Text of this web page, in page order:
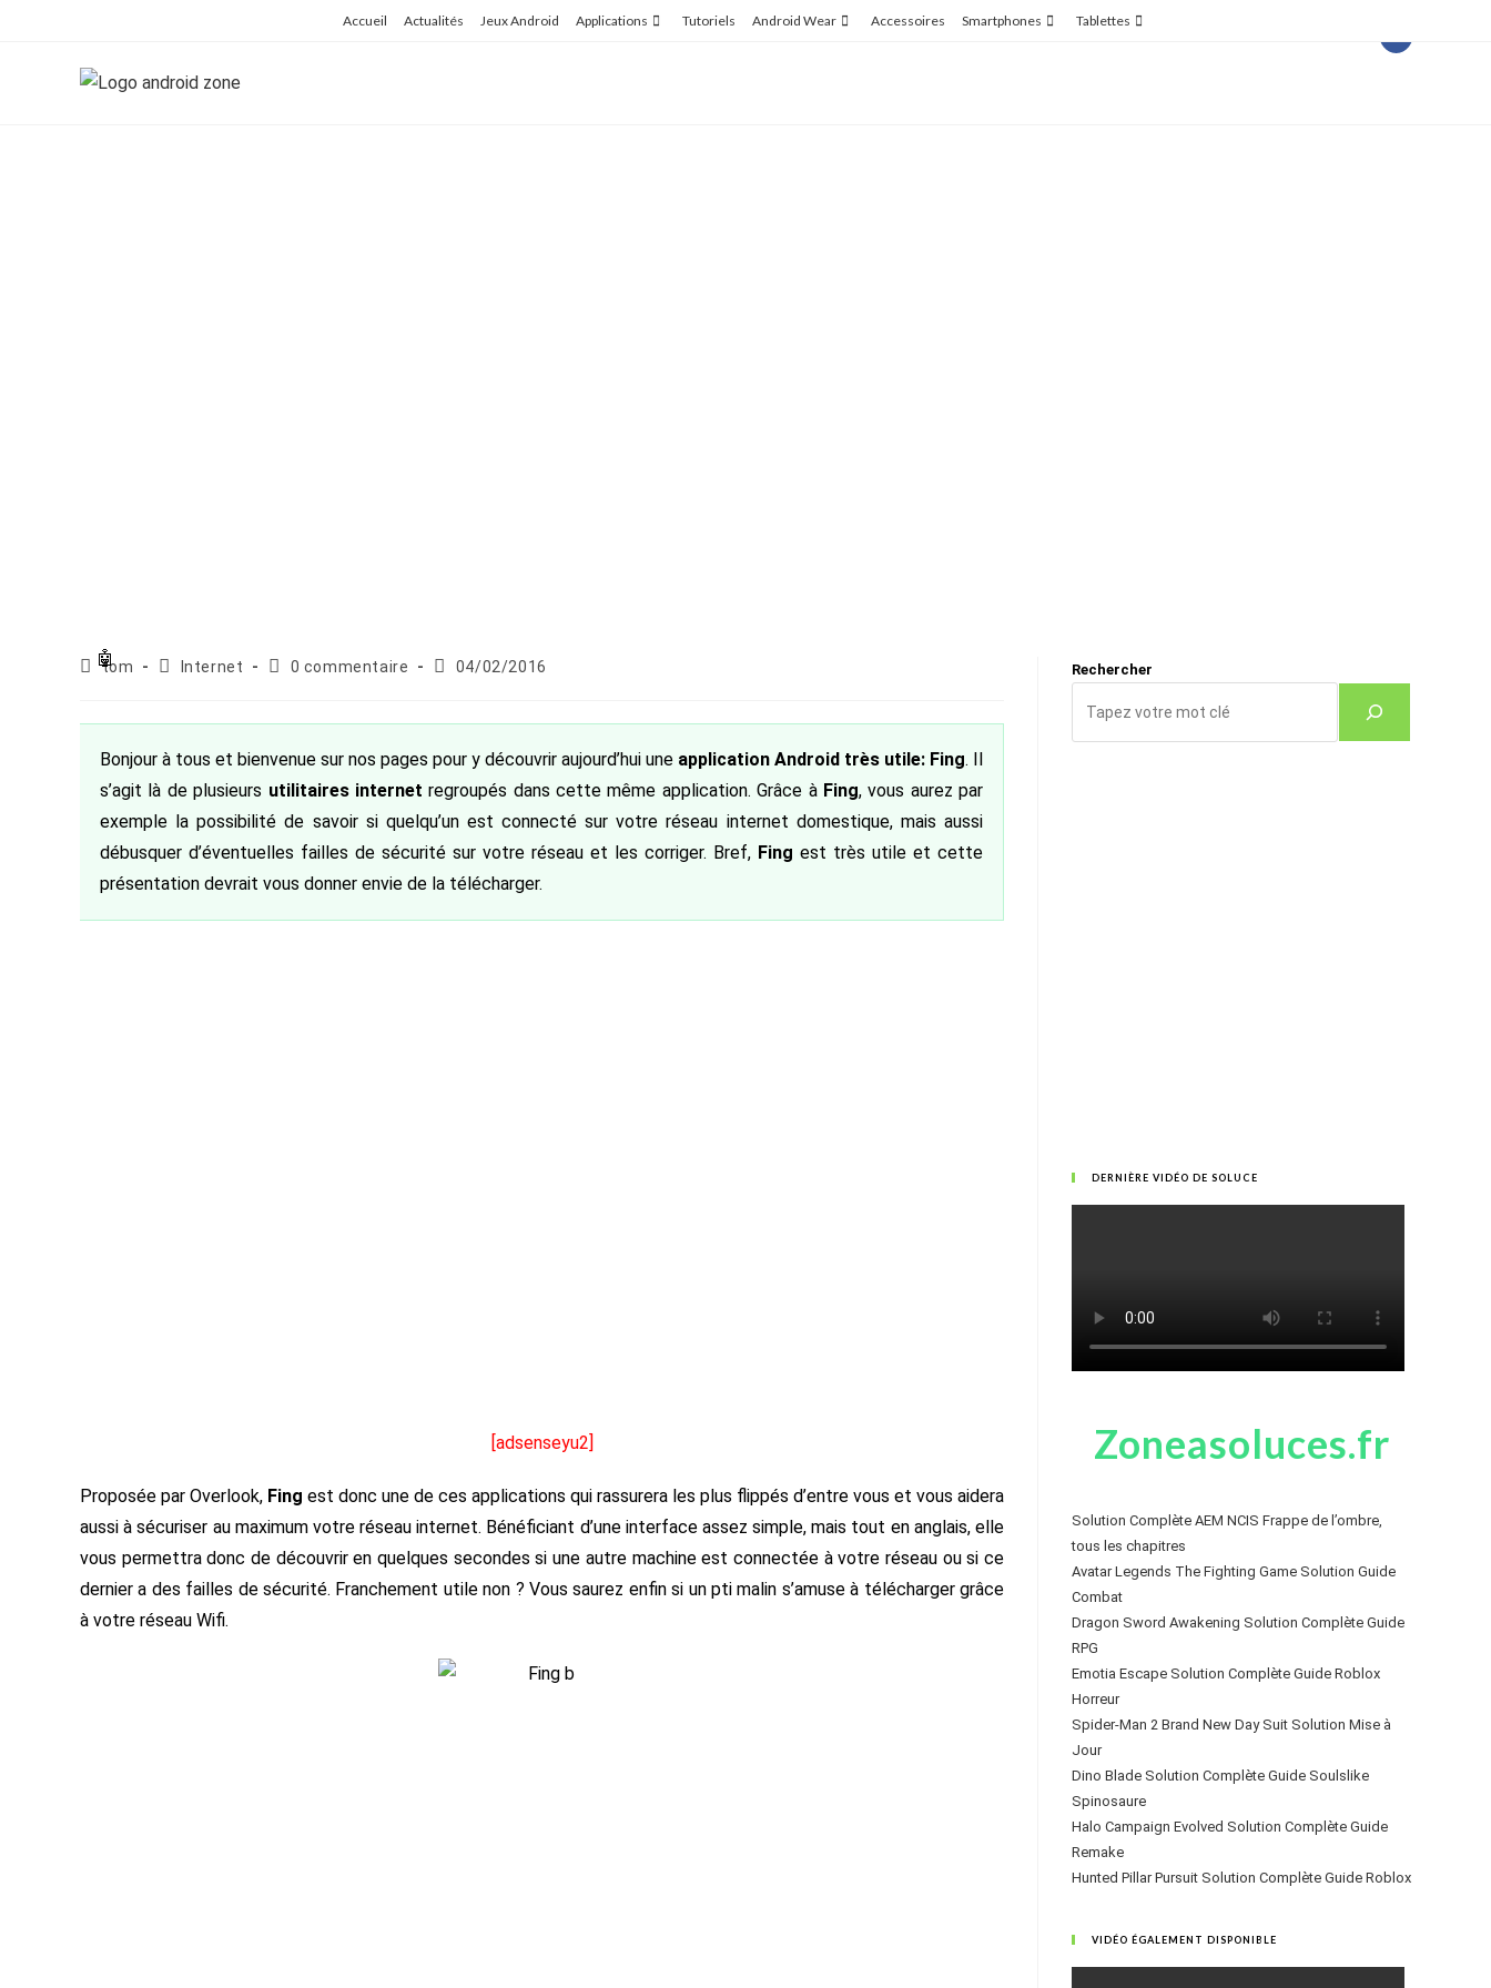
Accueil Actualités Jeux Android Applications Tutoriels Android Wear Accessoires Smartphones Tablettes
Auteur/autrice
publication :
tom
PostInternet
Commentaires
publication :
0 commentaire
Publication
04/02/2016
Bonjour à tous et bienvenue sur nos pages pour y découvrir aujourd’hui une application Android très utile: Fing. Il
s’agit là de plusieurs utilitaires internet regroupés dans cette même application. Grâce à Fing, vous aurez par
exemple la possibilité de savoir si quelqu’un est connecté sur votre réseau internet domestique, mais aussi
débusquer d’éventuelles failles de sécurité sur votre réseau et les corriger. Bref, Fing est très utile et cette
présentation devrait vous donner envie de la télécharger.
[adsenseyu2]
Proposée par Overlook, Fing est donc une de ces applications qui rassurera les plus flippés d’entre vous et vous aidera
aussi à sécuriser au maximum votre réseau internet. Bénéficiant d’une interface assez simple, mais tout en anglais, elle
vous permettra donc de découvrir en quelques secondes si une autre machine est connectée à votre réseau ou si ce
dernier a des failles de sécurité. Franchement utile non ? Vous saurez enfin si un pti malin s’amuse à télécharger grâce
à votre réseau Wifi.
Rechercher
DERNIÈRE VIDÉO DE SOLUCE
Zoneasoluces.fr
Solution Complète AEM NCIS Frappe de l’ombre,
tous les chapitres
Avatar Legends The Fighting Game Solution Guide
Combat
Dragon Sword Awakening Solution Complète Guide
RPG
Emotia Escape Solution Complète Guide Roblox
Horreur
Spider-Man 2 Brand New Day Suit Solution Mise à
Jour
Dino Blade Solution Complète Guide Soulslike
Spinosaure
Halo Campaign Evolved Solution Complète Guide
Remake
Hunted Pillar Pursuit Solution Complète Guide Roblox
VIDÉO ÉGALEMENT DISPONIBLE